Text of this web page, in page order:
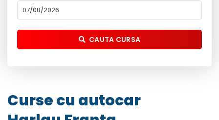
CAUTA CURSA
Curse cu autocar